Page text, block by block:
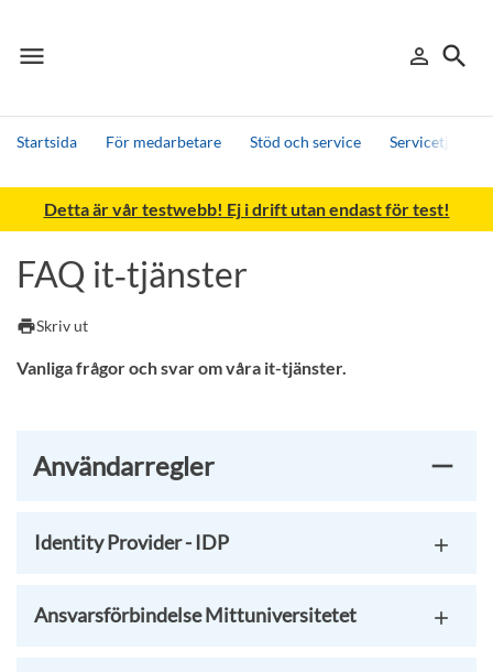
menu
Meny person_outline
Logga in
search
Sök
Startsida För medarbetare Stöd och service Servicetjänster
Sök
Andra söktjänster
Detta är vår testwebb! Ej i drift utan endast för test!
FAQ it‑tjänster
printSkriv ut
Vanliga frågor och svar om våra it-tjänster.
Användarregler
Identity Provider - IDP
Ansvarsförbindelse Mittuniversitetet